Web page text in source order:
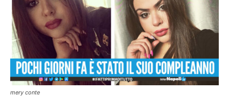
mery conte